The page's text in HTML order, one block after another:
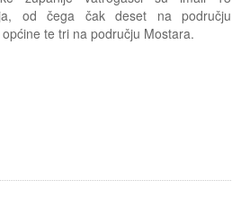
od čega čak deset na području
te tri na području Mostara.